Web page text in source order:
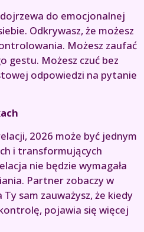
do emocjonalnej
Odkrywasz, że możesz
Możesz zaufać
gestu. Możesz czuć bez
odpowiedzi na pytanie
2026 może być jednym
i transformujących
nie będzie wymagała
Partner zobaczy w
sam zauważysz, że kiedy
pojawia się więcej